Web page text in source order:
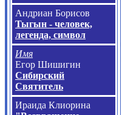
Андриан Борисов
Тыгын - человек,
легенда, символ
Имя
Егор Шишигин
Сибирский
Святитель
Ираида Клиорина